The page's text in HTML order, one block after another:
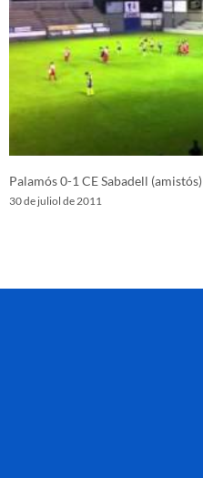
Palamós 0-1 CE Sabadell (amistós)
30 de juliol de 2011